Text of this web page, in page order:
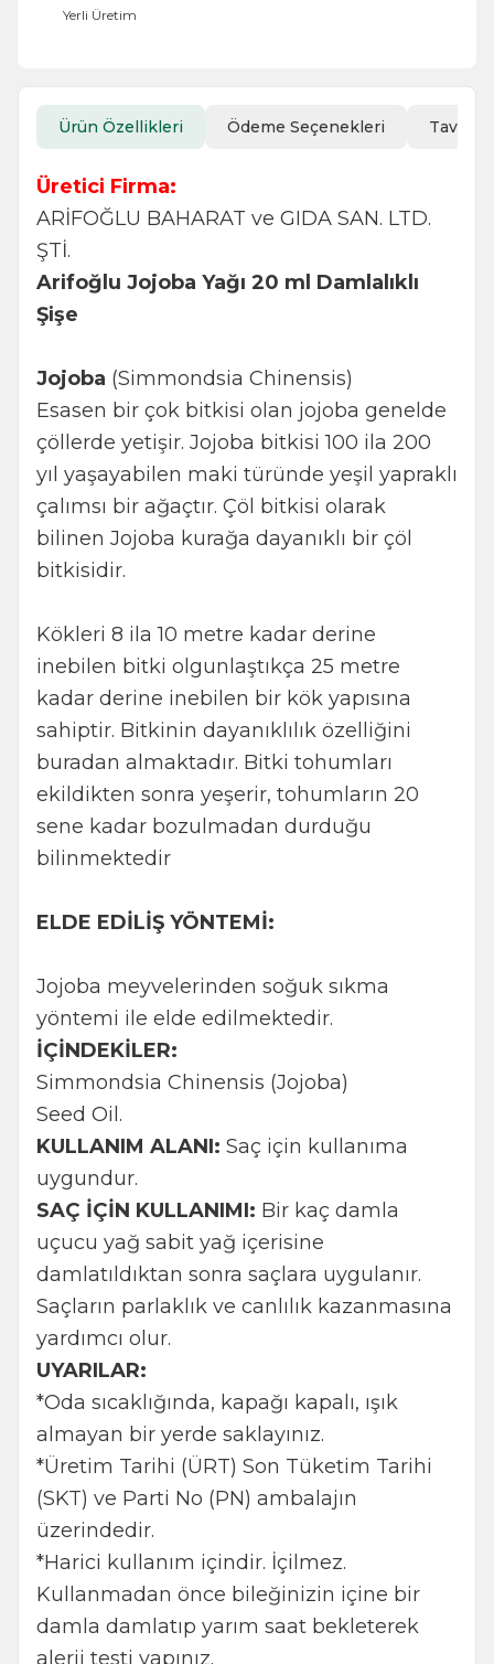
Yerli Üretim
Ürün Özellikleri Ödeme Seçenekleri Tavsiye
Üretici Firma:
ARİFOĞLU BAHARAT ve GIDA SAN. LTD.
ŞTİ.
Arifoğlu Jojoba Yağı 20 ml Damlalıklı
Şişe
Jojoba (Simmondsia Chinensis)
Esasen bir çok bitkisi olan jojoba genelde
çöllerde yetişir. Jojoba bitkisi 100 ila 200
yıl yaşayabilen maki türünde yeşil yapraklı
çalımsı bir ağaçtır. Çöl bitkisi olarak
bilinen Jojoba kurağa dayanıklı bir çöl
bitkisidir.
Kökleri 8 ila 10 metre kadar derine
inebilen bitki olgunlaştıkça 25 metre
kadar derine inebilen bir kök yapısına
sahiptir. Bitkinin dayanıklılık özelliğini
buradan almaktadır. Bitki tohumları
ekildikten sonra yeşerir, tohumların 20
sene kadar bozulmadan durduğu
bilinmektedir
ELDE EDİLİŞ YÖNTEMİ:
Jojoba meyvelerinden soğuk sıkma
yöntemi ile elde edilmektedir.
İÇİNDEKİLER:
Simmondsia Chinensis (Jojoba)
Seed Oil.
KULLANIM ALANI: Saç için kullanıma
uygundur.
SAÇ İÇİN KULLANIMI: Bir kaç damla
uçucu yağ sabit yağ içerisine
damlatıldıktan sonra saçlara uygulanır.
Saçların parlaklık ve canlılık kazanmasına
yardımcı olur.
UYARILAR:
*Oda sıcaklığında, kapağı kapalı, ışık
almayan bir yerde saklayınız.
*Üretim Tarihi (ÜRT) Son Tüketim Tarihi
(SKT) ve Parti No (PN) ambalajın
üzerindedir.
*Harici kullanım içindir. İçilmez.
Kullanmadan önce bileğinizin içine bir
damla damlatıp yarım saat bekleterek
alerji testi yapınız.